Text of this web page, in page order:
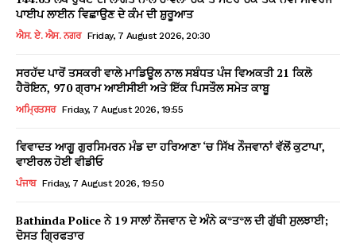
ਪਾਈਪ ਲਾਈਨ ਵਿਛਾਉਣ ਦੇ ਕੰਮ ਦੀ ਸ਼ੁਰੂਆਤ
ਐਸ. ਏ. ਐਸ. ਨਗਰ Friday, 7 August 2026, 20:30
ਸਰਹੱਦ ਪਾਰੋਂ ਤਸਕਰੀ ਵਾਲੇ ਮਾਡਿਊਲ ਨਾਲ ਸਬੰਧਤ ਪੰਜ ਵਿਅਕਤੀ 21 ਕਿਲੋ
ਹੈਰੋਇਨ, 970 ਗ੍ਰਾਮ ਆਈਸੀਈ ਅਤੇ ਇੱਕ ਪਿਸਤੌਲ ਸਮੇਤ ਕਾਬੂ
ਅਮ੍ਰਿਤਸਰ Friday, 7 August 2026, 19:55
ਵਿਵਾਦਤ ਆਗੂ ਗੁਰਸਿਮਰਨ ਮੰਡ ਦਾ ਹਰਿਆਣਾ ‘ਚ ਸਿੱਖ ਨੌਜਵਾਨਾਂ ਵੱਲੋਂ ਕੁਟਾਪਾ,
ਵਾਈਰਲ ਹੋਈ ਵੀਡੀਓ
ਪੰਜਾਬ Friday, 7 August 2026, 19:50
Bathinda Police ਨੇ 19 ਸਾਲਾਂ ਨੌਜਵਾਨ ਦੇ ਅੰਨੇ ਕ*ਤ*ਲ ਦੀ ਗੁੱਥੀ ਸੁਲਝਾਈ;
ਦੋਸਤ ਗ੍ਰਿਫਤਾਰ